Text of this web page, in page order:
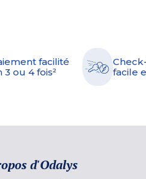
facilité
3 ou 4 fois²
facile
d'Odalys